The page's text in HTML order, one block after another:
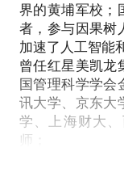
愿意与你分享的
产品众筹和股权
手段；
如何通过众筹实
众筹的方法论都
众筹在你的商业
PS.在选择与我
最后，我们一起
的项目非常具有
成融资前最重要
界的黄埔军校；
者，参与因果树
加速了人工智能
曾任红星美凯龙
国管理科学学会
讯大学、京东大
学、上海财大
师；
腩，春水堂，